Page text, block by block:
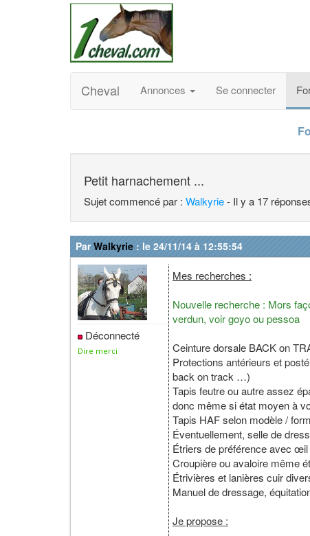
Cheval Annonces Se connecter
Petit harnachement ...
Sujet commencé par : Walkyrie- Il y a 17
ParWalkyrie : le 24/11/14 à 12:55:54
Déconnecté
Dire merci
Mes recherches :
Nouvelle recherche : Mors
verdun, voir goyo ou pessoa
Ceinture dorsale BACK on
Protections antérieurs et
back on track …)
Tapis feutre ou autre assez
donc même si état moyen à
Tapis HAF selon modèle /
Éventuellement, selle de
Étriers de préférence avec
Croupière ou avaloire même
Étrivières et lanières cuir
Manuel de dressage,
Je propose :